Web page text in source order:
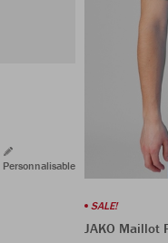
Personnalisable
SALE!
JAKO Maillot